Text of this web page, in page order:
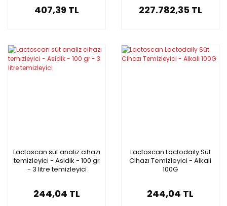
407,39 TL 227.782,35 TL
Lactoscan süt analiz cihazı
temizleyici - Asidik - 100 gr
- 3 litre temizleyici
244,04 TL
Lactoscan Lactodaily Süt
Cihazı Temizleyici - Alkali
100G
244,04 TL